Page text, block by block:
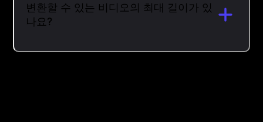
변환할 수 있는 비디오의 최대 길이가 있
나요?